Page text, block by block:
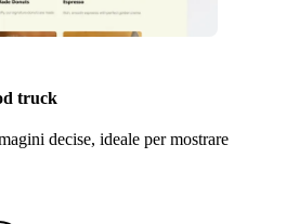
truck
decise, ideale per mostrare